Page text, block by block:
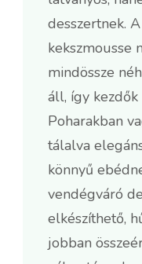
desszertnek.
kekszmousse
mindössze
áll, így kezdők
Poharakban
tálalva
könnyű
vendégváró
elkészíthető,
jobban